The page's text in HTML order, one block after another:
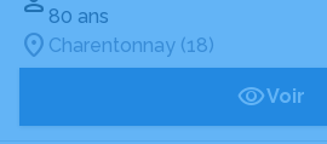
80 ans
Charentonnay (18)
Voir